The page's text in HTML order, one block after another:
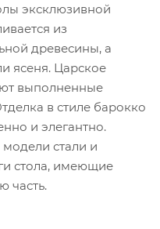
эксклюзивной
из
древесины, а
ясеня. Царское
выполненные
в стиле барокко
и элегантно.
стали и
стола, имеющие
часть.